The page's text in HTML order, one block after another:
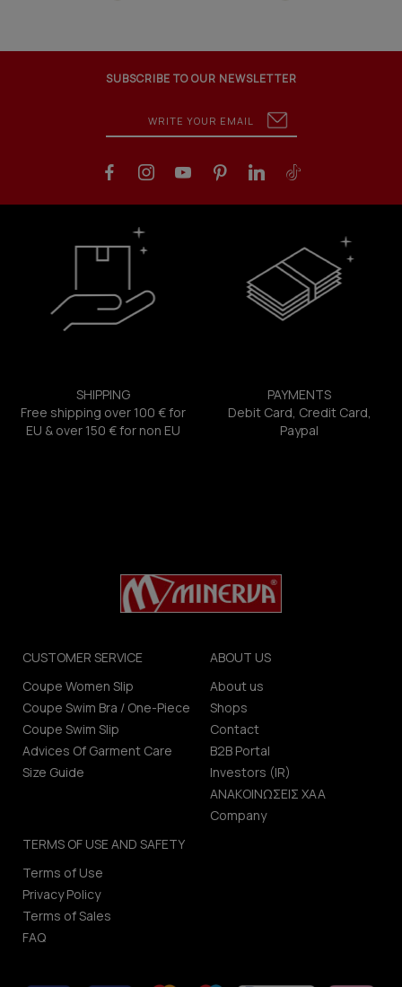
SUBSCRIBE TO OUR NEWSLETTER
SHIPPING
Free shipping over 100 € for
EU & over 150 € for non EU
PAYMENTS
Debit Card, Credit Card,
Paypal
CUSTOMER SERVICE
Coupe Women Slip
Coupe Swim Bra / One-Piece
Coupe Swim Slip
Advices Of Garment Care
Size Guide
ABOUT US
About us
Shops
Contact
B2B Portal
Investors (IR)
ΑΝΑΚΟΙΝΩΣΕΙΣ ΧΑΑ
Company
TERMS OF USE AND SAFETY
Terms of Use
Privacy Policy
Terms of Sales
FAQ